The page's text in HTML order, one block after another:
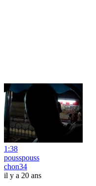
1:38
pousspouss
chon34
il y a 20 ans